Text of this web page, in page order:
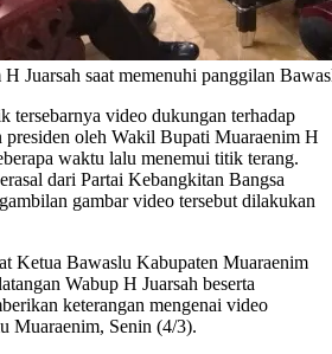
Juarsah saat memenuhi panggilan
tersebarnya video dukungan terhadap
presiden oleh Wakil Bupati Muaraenim H
waktu lalu menemui titik terang.
dari Partai Kebangkitan Bangsa
gambar video tersebut dilakukan
Bawaslu Kabupaten Muaraenim
Wabup H Juarsah beserta
keterangan mengenai video
Muaraenim, Senin (4/3).